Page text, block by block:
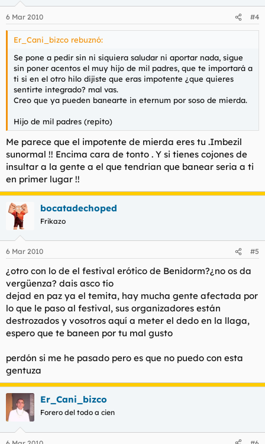
6 Mar 2010 #4
Er_Cani_bizco rebuznó:
Se pone a pedir sin ni siquiera saludar ni aportar nada, sigue
sin poner acentos el muy hijo de mil padres, que te importará a
ti si en el otro hilo dijiste que eras impotente ¿que quieres
sentirte integrado? mal vas.
Creo que ya pueden banearte in eternum por soso de mierda.
Hijo de mil padres (repito)
Me parece que el impotente de mierda eres tu .Imbezil
sunormal !! Encima cara de tonto . Y si tienes cojones de
insultar a la gente a el que tendrian que banear seria a ti
en primer lugar !!
bocatadechoped
Frikazo
6 Mar 2010 #5
¿otro con lo de el festival erótico de Benidorm?¿no os da
vergüenza? dais asco tío
dejad en paz ya el temita, hay mucha gente afectada por
lo que le paso al festival, sus organizadores están
destrozados y vosotros aquí a meter el dedo en la llaga,
espero que te baneen por tu mal gusto
perdón si me he pasado pero es que no puedo con esta
gentuza
Er_Cani_bizco
Forero del todo a cien